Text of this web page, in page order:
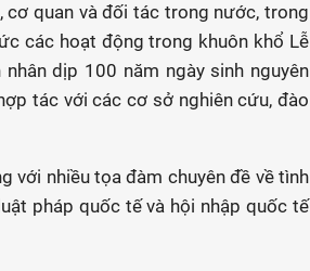
quan và đối tác trong nước, trong
các hoạt động trong khuôn khổ Lễ
dịp 100 năm ngày sinh nguyên
tác với các cơ sở nghiên cứu, đào
với nhiều tọa đàm chuyên đề về tình
pháp quốc tế và hội nhập quốc tế